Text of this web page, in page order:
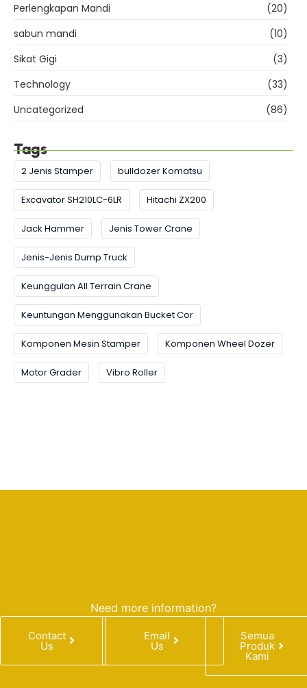
Perlengkapan Mandi
(20)
sabun mandi
(10)
Sikat Gigi
(3)
Technology
(33)
Uncategorized
(86)
Tags
2 Jenis Stamper bulldozer Komatsu
Excavator SH210LC-6LR Hitachi ZX200
Jack Hammer Jenis Tower Crane
Jenis-Jenis Dump Truck
Keunggulan All Terrain Crane
Keuntungan Menggunakan Bucket Cor
Komponen Mesin Stamper Komponen Wheel Dozer
Motor Grader Vibro Roller
Need more information?
Contact
Us
Email
Us
Semua
Produk
Kami